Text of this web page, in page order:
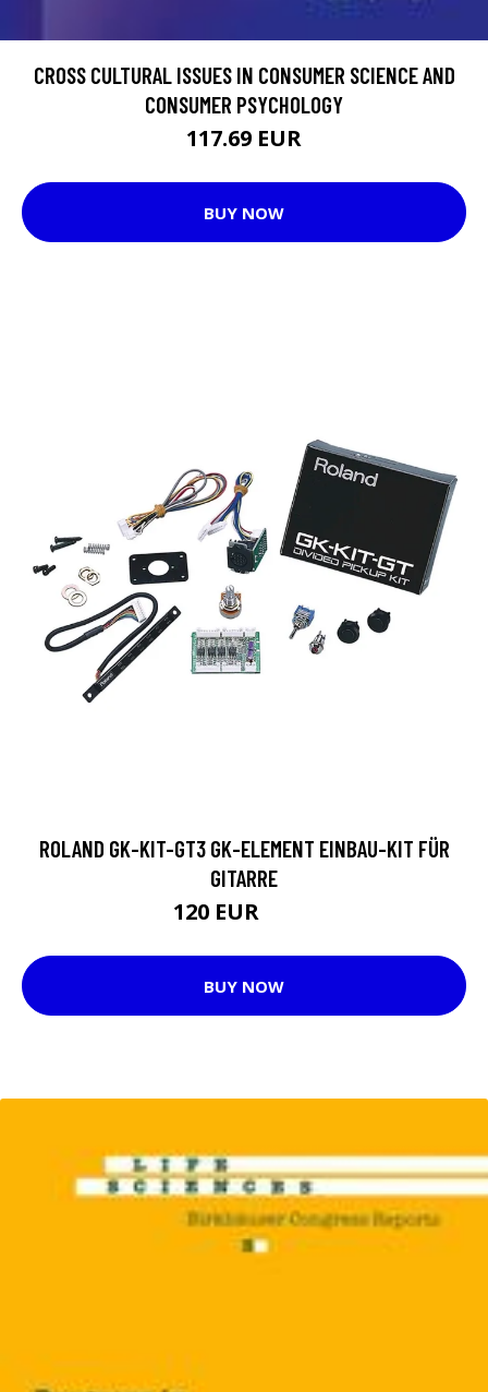
CROSS CULTURAL ISSUES IN CONSUMER SCIENCE AND
CONSUMER PSYCHOLOGY
117.69 EUR
BUY NOW
ROLAND GK-KIT-GT3 GK-ELEMENT EINBAU-KIT FÜR
GITARRE
120 EUR
BUY NOW